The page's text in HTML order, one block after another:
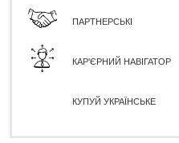
ПАРТНЕРСЬКІ
КАР'ЄРНИЙ НАВІГАТОР
КУПУЙ УКРАЇНСЬКЕ